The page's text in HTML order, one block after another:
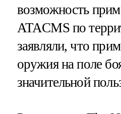
возможность
ATACMS по
заявляли, что
оружия на поле
значительной